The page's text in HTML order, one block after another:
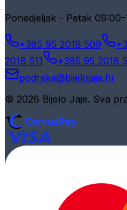
Ponedjeljak - Petak 09:00-
+385 95 2018 509
2018 511
+385 95 2018
podrska@bijelojaje.hr
© 2026 Bijelo Jaje. Sva